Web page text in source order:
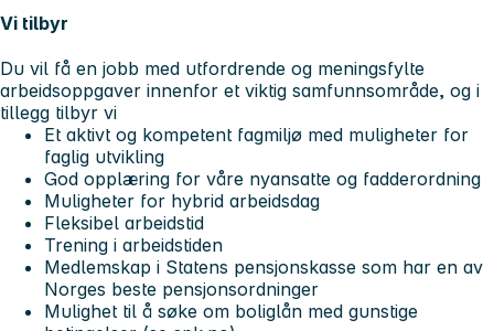
Vi tilbyr
Du vil få en jobb med utfordrende og meningsfylte
arbeidsoppgaver innenfor et viktig samfunnsområde, og i
tillegg tilbyr vi
Et aktivt og kompetent fagmiljø med muligheter for
faglig utvikling
God opplæring for våre nyansatte og fadderordning
Muligheter for hybrid arbeidsdag
Fleksibel arbeidstid
Trening i arbeidstiden
Medlemskap i Statens pensjonskasse som har en av
Norges beste pensjonsordninger
Mulighet til å søke om boliglån med gunstige